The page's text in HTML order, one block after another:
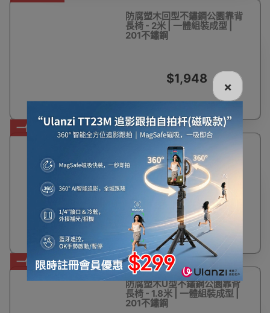
防腐塑木回型不鏽鋼公園靠背
長椅 - 2米 | 一體組裝成型 |
201不鏽鋼
$1,948
一件免運費
防腐塑木U型不鏽鋼公園靠背
長椅 - 1.5米 | 一體組裝成型 |
201不鏽鋼
$1,658
一件免運費
防腐塑木U型不鏽鋼公園靠背
長椅 - 1.8米 | 一體組裝成型 |
201不鏽鋼
×